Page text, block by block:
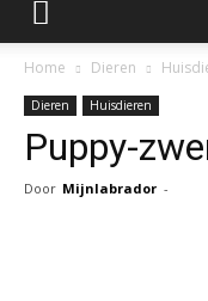
Home Dieren
Dieren Huisdieren
Puppy-
Door Mijnlabrador -